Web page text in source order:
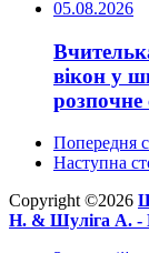
05.08.2026
вікон у
розпочне
Попередня
Наступна
Copyright ©2026
Н. & Шуліга А. -